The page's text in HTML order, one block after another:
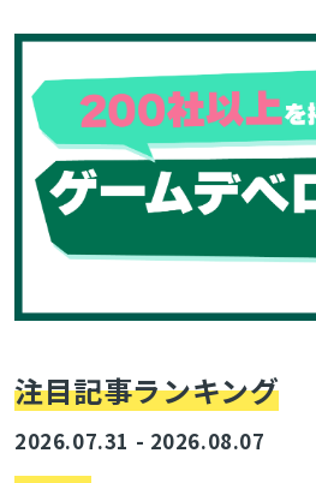
注目記事ランキング
2026.07.31 - 2026.08.07
とじ
検索